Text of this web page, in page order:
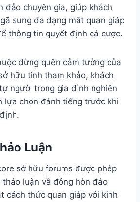
đảo chuyên gia, giúp khách
sung đa dạng mắt quan giáp
thông tin quyết định cá cược.
đừng quên cảm tưởng của
hữu tính tham khảo, khách
người trong gia đình nghiên
lựa chọn đánh tiếng trước khi
Luận
sở hữu forums được phép
luận về đông hòn đảo
cách thức quan giáp với kinh